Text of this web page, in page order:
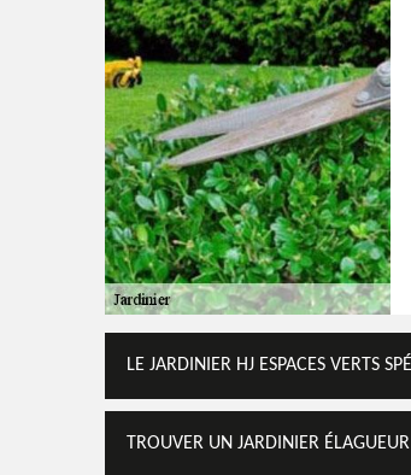
Voir Nos Realisations
LE JARDINIER HJ ESPACES VERTS
TROUVER UN JARDINIER